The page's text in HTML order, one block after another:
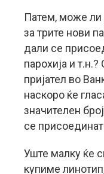
Патем, може
за трите нови
дали се
парохија и
пријател во
наскоро ќе
значителен
се
Уште малку ќе
купиме